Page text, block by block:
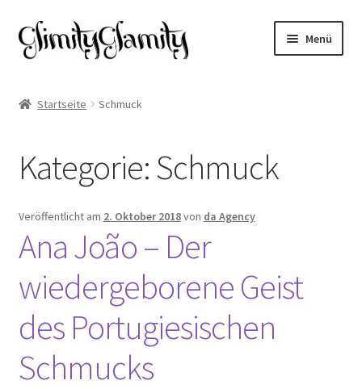
Zur
Navigation
Zum
Inhalt
Menü
Datenschutz
Impressum
Kasse
Mein Konto
Warenkorb
Startseite Schmuck
Kategorie:Schmuck
Veröffentlicht am 2. Oktober 2018von da Agency
Ana João – Der
wiedergeborene Geist
des Portugiesischen
Schmucks